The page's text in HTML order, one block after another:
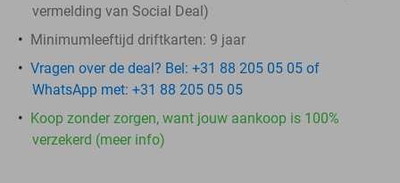
vermelding van Social Deal)
Minimumleeftijd driftkarten: 9 jaar
Vragen over de deal? Bel: +31 88 205 05 05 of
WhatsApp met: +31 88 205 05 05
Koop zonder zorgen, want jouw aankoop is 100%
verzekerd (meer info)